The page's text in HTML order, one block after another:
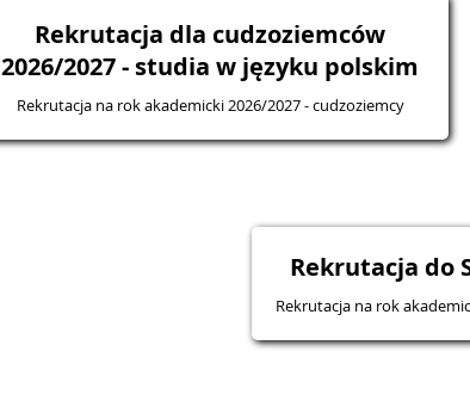
Rekrutacja dla cudzoziemców
2026/2027 - studia w języku polskim
Rekrutacja na rok akademicki 2026/2027 - cudzoziemcy
Rekrutacja do
Rekrutacja na rok